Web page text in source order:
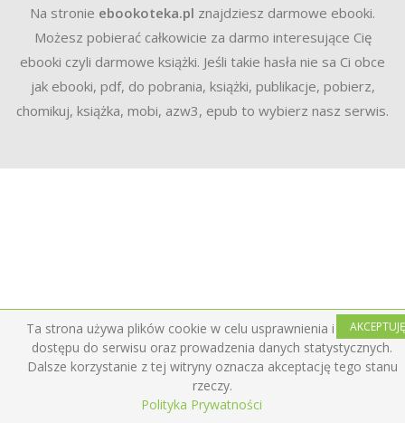
Ta strona używa plików cookie w celu usprawnienia i ułatwienia
dostępu do serwisu oraz prowadzenia danych statystycznych.
Dalsze korzystanie z tej witryny oznacza akceptację tego stanu
rzeczy.
Polityka Prywatności
AKCEPTUJĘ
Na stronie ebookoteka.pl znajdziesz darmowe ebooki.
Możesz pobierać całkowicie za darmo interesujące Cię
ebooki czyli darmowe książki. Jeśli takie hasła nie sa Ci obce
jak ebooki, pdf, do pobrania, książki, publikacje, pobierz,
chomikuj, książka, mobi, azw3, epub to wybierz nasz serwis.